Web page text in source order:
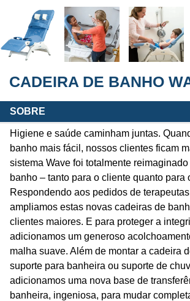
CADEIRA DE BANHO
SOBRE
Higiene e saúde caminham juntas.
banho mais fácil, nossos clientes ficam
sistema Wave foi totalmente
banho – tanto para o cliente quanto para
Respondendo aos pedidos de
ampliamos estas novas cadeiras de
clientes maiores. E para proteger a
adicionamos um generoso
malha suave. Além de montar a cadeira
suporte para banheira ou suporte de
adicionamos uma nova base de
banheira, ingeniosa, para mudar